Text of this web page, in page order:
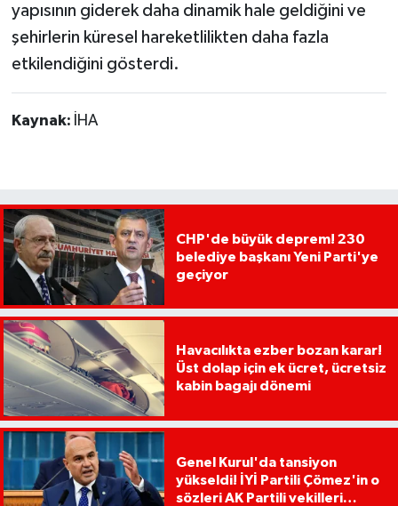
yapısının giderek daha dinamik hale geldiğini ve
şehirlerin küresel hareketlilikten daha fazla
etkilendiğini gösterdi.
Kaynak: İHA
CHP'de büyük deprem! 230
belediye başkanı Yeni Parti'ye
geçiyor
Havacılıkta ezber bozan karar!
Üst dolap için ek ücret, ücretsiz
kabin bagajı dönemi
Genel Kurul'da tansiyon
yükseldi! İYİ Partili Çömez'in o
sözleri AK Partili vekilleri